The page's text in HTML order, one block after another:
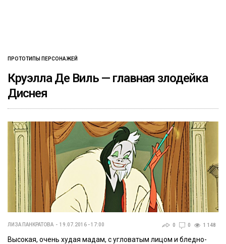
ПРОТОТИПЫ ПЕРСОНАЖЕЙ
Круэлла Де Виль — главная злодейка
Диснея
ЛИЗА ПАНКРАТОВА 19.07.2016 - 17:00 0 0 1 148
Высокая, очень худая мадам, с угловатым лицом и бледно-